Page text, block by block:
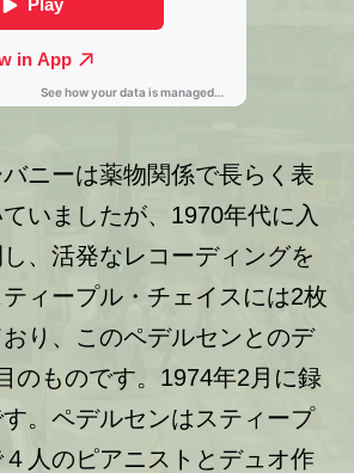
ニーは薬物関係で長らく表
いましたが、1970年代に入
、活発なレコーディングを
ィープル・チェイスには2枚
り、このペデルセンとのデ
のものです。1974年2月に録
。ペデルセンはスティープ
人のピアニストとデュオ作